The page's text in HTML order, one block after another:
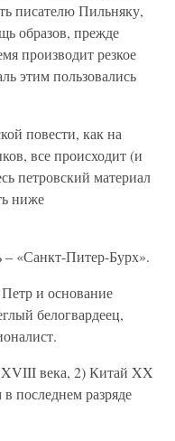
писателю Пильняку,
образов, прежде
производит резкое
этим пользовались
повести, как на
все происходит (и
петровский материал
ниже
«Санкт-Питер-Бурх».
и основание
белогвардеец,
XVIII века, 2) Китай XX
последнем разряде